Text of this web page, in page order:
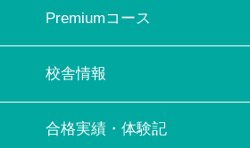
Premiumコース
校舎情報
合格実績・体験記